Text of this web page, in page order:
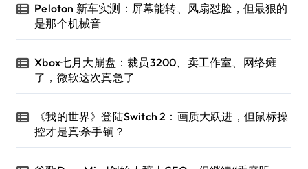
Peloton 新车实测：屏幕能转、风扇怼脸，但最狠的
是那个机械音
Xbox七月大崩盘：裁员3200、卖工作室、网络瘫
了，微软这次真急了
《我的世界》登陆Switch 2：画质大跃进，但鼠标操
控才是真·杀手锏？